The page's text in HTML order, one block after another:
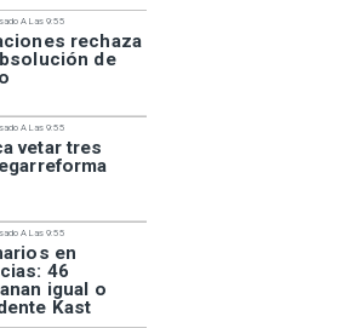
A Las 9:55
rechaza
de
A Las 9:55
vetar tres
A Las 9:55
en
46
igual o
Kast